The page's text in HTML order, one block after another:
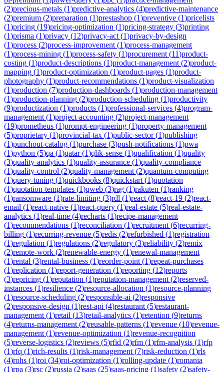
(2)precious-metals (1)predictive-analytics (4)predictive-maintenance
(2)premium (2)preparation (1)prestashop (1)preventive (1)pricelists
(1)pricing (19)pricing-optimization (1)pricing-strategy (3)printing
(1)prisma (1)privacy (12)privacy-act (1)privacy-by-design
(1)process (2)process-improvement (1)process-management
(1)process-mining (1)process-safety (1)procurement (11)product-
costing (1)product-descriptions (1)product-management (2)product-
mapping (1)product-optimization (1)product-pages (1)product-
photography (1)product-recommendations (1)product-visualization
(1)production (7)production-dashboards (1)production-management
(1)production-planning (2)production-scheduling (1)productivity
(9)productization (1)products (1)professional-services (4)program-
management (1)project-accounting (2)project-management
(19)prometheus (1)prompt-engineering (1)property-management
(5)proprietary (1)provincial-tax (1)public-sector(1)publishing
(1)punchout-catalog (1)purchase (3)push-notifications (1)pwa
(1)python (5)qa (1)qatar(1)qlik-sense (1)qualification (1)quality
(3)quality-analytics (1)quality-assurance (1)quality-compliance
(1)quality-control (2)quality-management (2)quantum-computing
(1)query-tuning (1)quickbooks (8)quickstart (1)quotation
(1)quotation-templates (1)qweb (3)rag (1)rakuten (1)ranking
(1)ransomware (1)rate-limiting (3)rdl (1)react (8)react-19 (2)react-
email (1)react-native (1)react-query (1)real-estate (5)real-estate-
analytics (1)real-time (4)recharts (1)recipe-management
(1)recommendations (1)reconciliation (1)recruitment (6)recurring-
billing (1)recurring-revenue (5)redis (2)refurbished (1)registration
(1)regulation (1)regulations (2)regulatory (3)reliability (2)remix
(2)remote-work (2)renewable-energy (1)renewal-management
(1)rental (3)rental-business (1)reorder-point (1)repeat-purchases
(1)replication (1)report-generation (1)reporting (12)reports
(3)repricing (1)reputation (1)reputation-management (2)reserved-
instances (1)resilience (2)resource-allocation (1)resource-planning
(1)resource-scheduling (2)responsible-ai (2)responsive
(2)responsive-design (1)rest-api (4)restaurant (5)restaurant-
management (1)retail (13)retail-analytics (1)retention (9)returns
(4)returns-management (2)reusable-patterns (1)revenue (10)revenue-
management (1)revenue-optimization (1)revenue-recognition
(5)reverse-logistics (2)reviews (5)rfid (2)rfm (1)rfm-analysis (1)rfp
(1)rfq (1)rich-results (1)risk-management (7)risk-reduction (1)rls
(4)rohs (1)roi (34)roi-optimization (1)rolling-update (1)romania
(1)rpa (3)rsc (2)russia (2)saas (25)saas-pricing (1)safety (2)safety-